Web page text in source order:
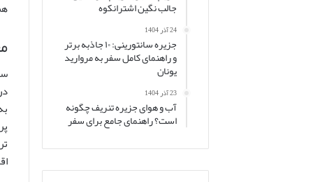
جالب نگین اشترانکوه
24 آذر 1404
جزیره سانتورینی: ۱۰ جاذبه برتر
و راهنمای کامل سفر به مروارید
یونان
23 آذر 1404
آب و هوای جزیره تنریف چگونه
است؟ راهنمای جامع برای سفر